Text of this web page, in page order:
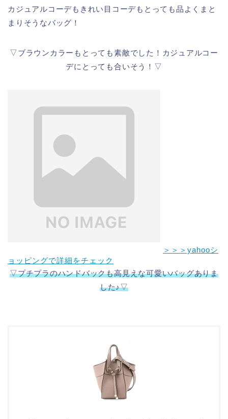
カジュアルコーデもきれい目コーデもとっても品よくまと
まりそうなバッグ！
▽ブラウンカラーもとっても素敵でした！カジュアルコー
デにとっても合いそう！▽
＞＞＞yahooシ
ョッピングで詳細をチェック
▽プチプラのハンドバックも高見えな可愛いバッグありま
した♪▽